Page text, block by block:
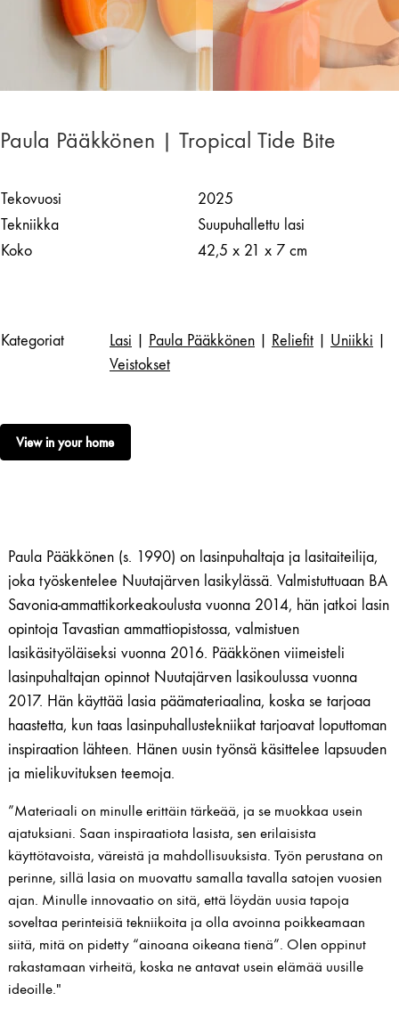
Paula Pääkkönen | Tropical Tide Bite
Tekovuosi
2025
Tekniikka
Suupuhallettu lasi
Koko
42,5 x 21 x 7 cm
Kategoriat Lasi Paula Pääkkönen Reliefit Uniikki
Veistokset
View in your home
Paula Pääkkönen (s. 1990) on lasinpuhaltaja ja lasitaiteilija,
joka työskentelee Nuutajärven lasikylässä. Valmistuttuaan BA
Savonia-ammattikorkeakoulusta vuonna 2014, hän jatkoi lasin
opintoja Tavastian ammattiopistossa, valmistuen
lasikäsityöläiseksi vuonna 2016. Pääkkönen viimeisteli
lasinpuhaltajan opinnot Nuutajärven lasikoulussa vuonna
2017. Hän käyttää lasia päämateriaalina, koska se tarjoaa
haastetta, kun taas lasinpuhallustekniikat tarjoavat loputtoman
inspiraation lähteen. Hänen uusin työnsä käsittelee lapsuuden
ja mielikuvituksen teemoja.
”Materiaali on minulle erittäin tärkeää, ja se muokkaa usein
ajatuksiani. Saan inspiraatiota lasista, sen erilaisista
käyttötavoista, väreistä ja mahdollisuuksista. Työn perustana on
perinne, sillä lasia on muovattu samalla tavalla satojen vuosien
ajan. Minulle innovaatio on sitä, että löydän uusia tapoja
soveltaa perinteisiä tekniikoita ja olla avoinna poikkeamaan
siitä, mitä on pidetty “ainoana oikeana tienä”. Olen oppinut
rakastamaan virheitä, koska ne antavat usein elämää uusille
ideoille."